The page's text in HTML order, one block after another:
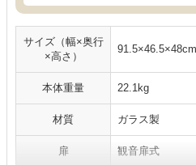
サイズ（幅×奥行
×高さ）
91.5×46.5×48cm
本体重量 22.1kg
材質 ガラス製
扉 観音扉式